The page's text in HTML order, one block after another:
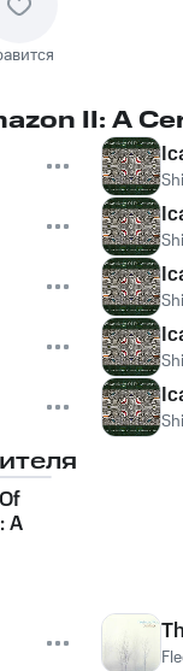
II: A
Body
Herlinda Agustin
A